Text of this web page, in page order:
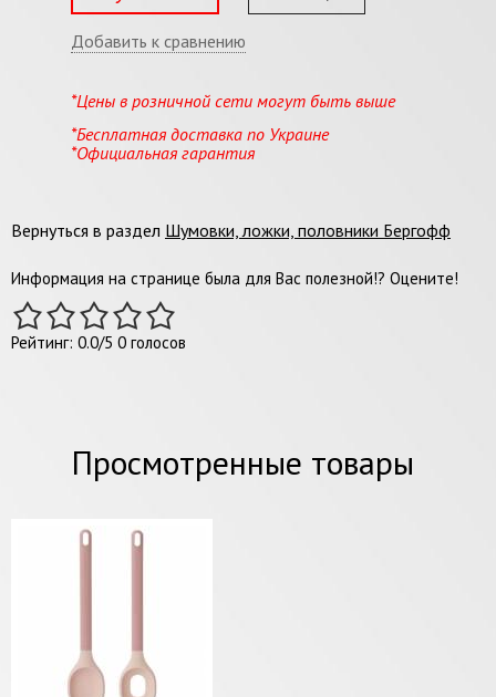
Добавить к сравнению
*Цены в розничной сети могут быть выше
*Бесплатная доставка по Украине
*Официальная гарантия
Вернуться в раздел Шумовки, ложки, половники Бергофф
Информация на странице была для Вас полезной!? Оцените!
Рейтинг: 0.0/5 0 голосов
Просмотренные товары